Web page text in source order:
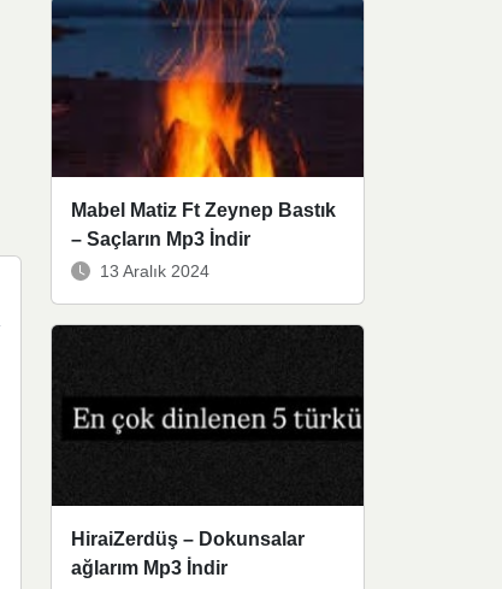
Mabel Matiz Ft Zeynep Bastık
– Saçların Mp3 İndir
13 Aralık 2024
HiraiZerdüş – Dokunsalar
ağlarım Mp3 İndir